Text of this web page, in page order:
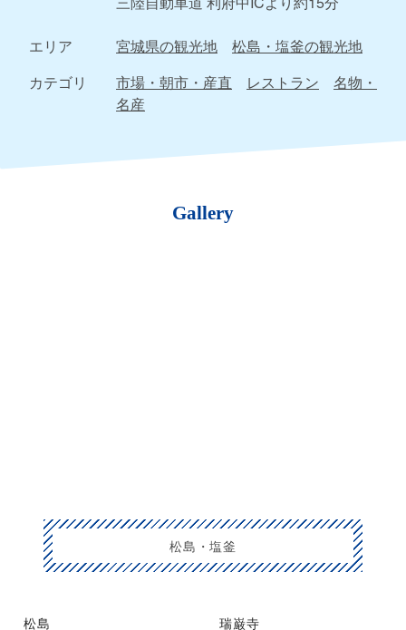
エリア 宮城県の観光地
松島・塩釜の観光地
カテゴリ
市場・朝市・産直 レストラン
名物・
名産
Gallery
松島・塩釜
松島 瑞巌寺